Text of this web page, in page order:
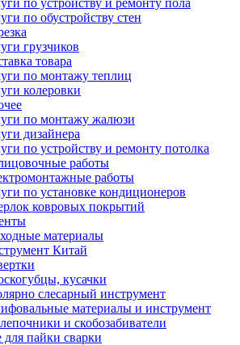
по обустройству стен
грузчиков
товара
по монтажу теплиц
колеровки
по монтажу жалюзи
дизайнера
по устройству и ремонту потолка
работы
работы
по установке кондиционеров
ковровых покрытий
материалы
Китай
кусачки
слесарный инструмент
материалы и инструмент
и скобозабиватели
для пайки сварки